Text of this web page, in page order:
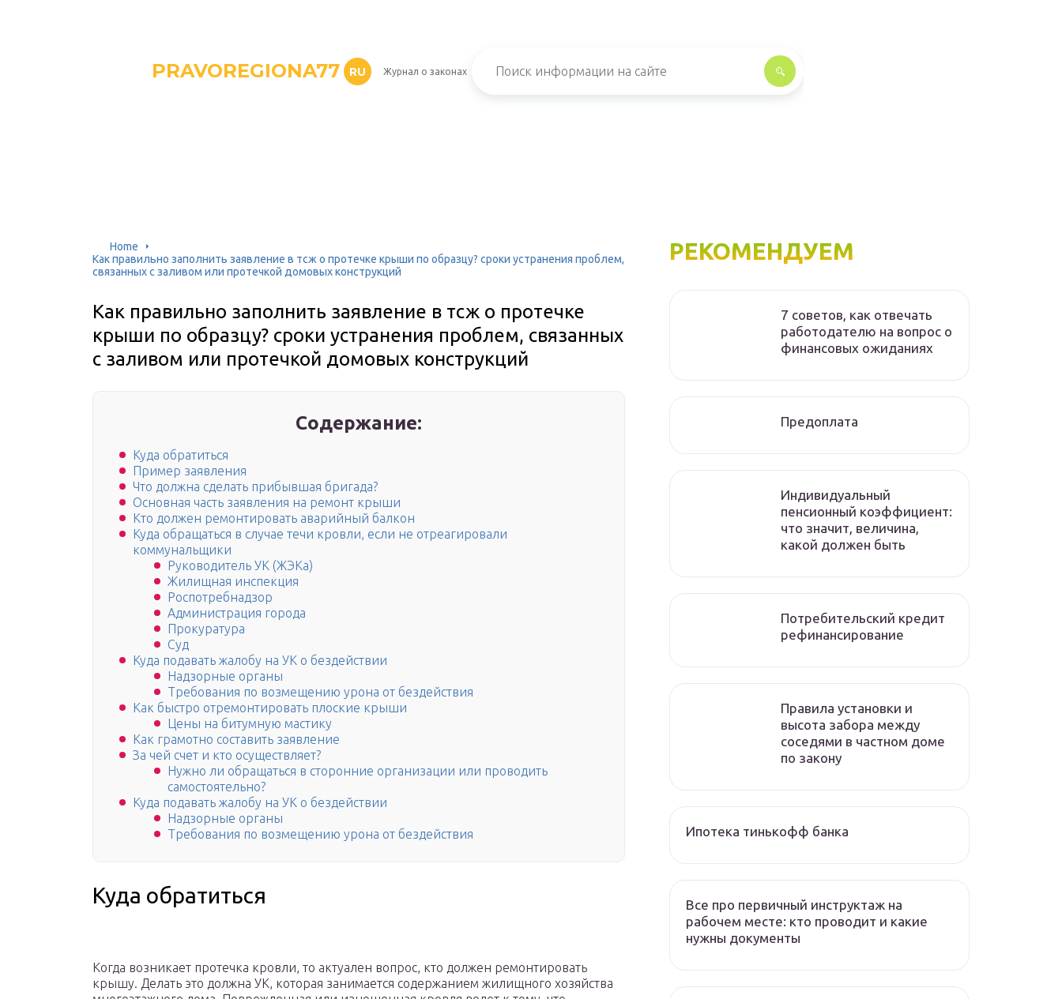
PRAVOREGIONA77 RU Журнал о законах
Home
Как правильно заполнить заявление в тсж о протечке крыши по образцу? сроки устранения проблем,
связанных с заливом или протечкой домовых конструкций
Как правильно заполнить заявление в тсж о протечке
крыши по образцу? сроки устранения проблем, связанных
с заливом или протечкой домовых конструкций
Содержание:
Куда обратиться
Пример заявления
Что должна сделать прибывшая бригада?
Основная часть заявления на ремонт крыши
Кто должен ремонтировать аварийный балкон
Куда обращаться в случае течи кровли, если не отреагировали
коммунальщики
Руководитель УК (ЖЭКа)
Жилищная инспекция
Роспотребнадзор
Администрация города
Прокуратура
Суд
Куда подавать жалобу на УК о бездействии
Надзорные органы
Требования по возмещению урона от бездействия
Как быстро отремонтировать плоские крыши
Цены на битумную мастику
Как грамотно составить заявление
За чей счет и кто осуществляет?
Нужно ли обращаться в сторонние организации или проводить
самостоятельно?
Куда подавать жалобу на УК о бездействии
Надзорные органы
Требования по возмещению урона от бездействия
Куда обратиться
Когда возникает протечка кровли, то актуален вопрос, кто должен ремонтировать
крышу. Делать это должна УК, которая занимается содержанием жилищного хозяйства
РЕКОМЕНДУЕМ
7 советов, как отвечать
работодателю на вопрос о
финансовых ожиданиях
Предоплата
Индивидуальный
пенсионный коэффициент:
что значит, величина,
какой должен быть
Потребительский кредит
рефинансирование
Правила установки и
высота забора между
соседями в частном доме
по закону
Ипотека тинькофф банка
Все про первичный инструктаж на
рабочем месте: кто проводит и какие
нужны документы